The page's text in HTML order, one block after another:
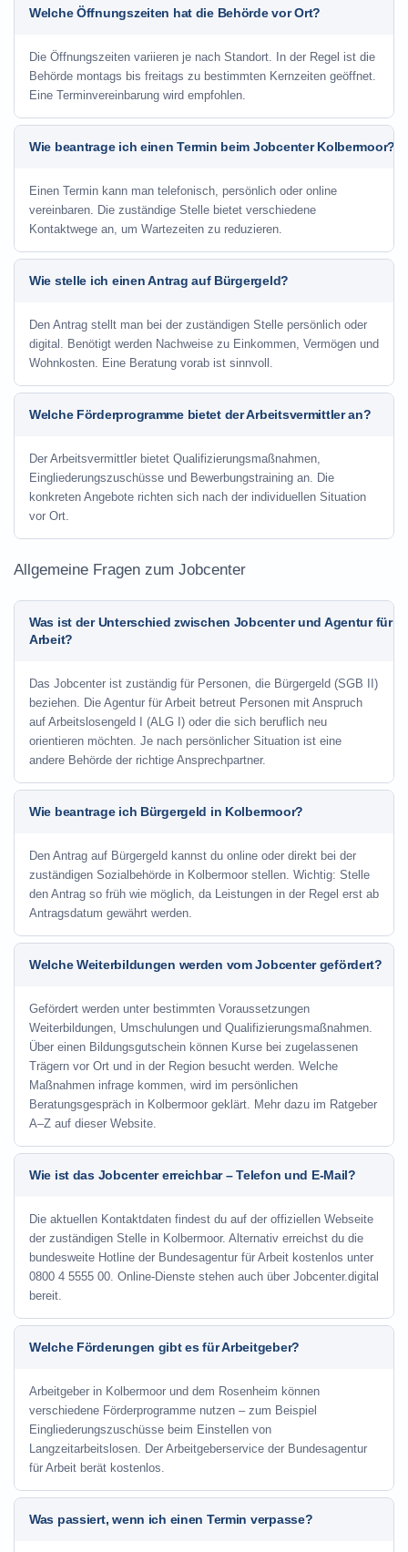
Welche Öffnungszeiten hat die Behörde vor Ort?
Die Öffnungszeiten variieren je nach Standort. In der Regel ist die
Behörde montags bis freitags zu bestimmten Kernzeiten geöffnet.
Eine Terminvereinbarung wird empfohlen.
Wie beantrage ich einen Termin beim Jobcenter Kolbermoor?
Einen Termin kann man telefonisch, persönlich oder online
vereinbaren. Die zuständige Stelle bietet verschiedene
Kontaktwege an, um Wartezeiten zu reduzieren.
Wie stelle ich einen Antrag auf Bürgergeld?
Den Antrag stellt man bei der zuständigen Stelle persönlich oder
digital. Benötigt werden Nachweise zu Einkommen, Vermögen und
Wohnkosten. Eine Beratung vorab ist sinnvoll.
Welche Förderprogramme bietet der Arbeitsvermittler an?
Der Arbeitsvermittler bietet Qualifizierungsmaßnahmen,
Eingliederungszuschüsse und Bewerbungstraining an. Die
konkreten Angebote richten sich nach der individuellen Situation
vor Ort.
Allgemeine Fragen zum Jobcenter
Was ist der Unterschied zwischen Jobcenter und Agentur für
Arbeit?
Das Jobcenter ist zuständig für Personen, die Bürgergeld (SGB II)
beziehen. Die Agentur für Arbeit betreut Personen mit Anspruch
auf Arbeitslosengeld I (ALG I) oder die sich beruflich neu
orientieren möchten. Je nach persönlicher Situation ist eine
andere Behörde der richtige Ansprechpartner.
Wie beantrage ich Bürgergeld in Kolbermoor?
Den Antrag auf Bürgergeld kannst du online oder direkt bei der
zuständigen Sozialbehörde in Kolbermoor stellen. Wichtig: Stelle
den Antrag so früh wie möglich, da Leistungen in der Regel erst ab
Antragsdatum gewährt werden.
Welche Weiterbildungen werden vom Jobcenter gefördert?
Gefördert werden unter bestimmten Voraussetzungen
Weiterbildungen, Umschulungen und Qualifizierungsmaßnahmen.
Über einen Bildungsgutschein können Kurse bei zugelassenen
Trägern vor Ort und in der Region besucht werden. Welche
Maßnahmen infrage kommen, wird im persönlichen
Beratungsgespräch in Kolbermoor geklärt. Mehr dazu im Ratgeber
A–Z auf dieser Website.
Wie ist das Jobcenter erreichbar – Telefon und E-Mail?
Die aktuellen Kontaktdaten findest du auf der offiziellen Webseite
der zuständigen Stelle in Kolbermoor. Alternativ erreichst du die
bundesweite Hotline der Bundesagentur für Arbeit kostenlos unter
0800 4 5555 00. Online-Dienste stehen auch über Jobcenter.digital
bereit.
Welche Förderungen gibt es für Arbeitgeber?
Arbeitgeber in Kolbermoor und dem Rosenheim können
verschiedene Förderprogramme nutzen – zum Beispiel
Eingliederungszuschüsse beim Einstellen von
Langzeitarbeitslosen. Der Arbeitgeberservice der Bundesagentur
für Arbeit berät kostenlos.
Was passiert, wenn ich einen Termin verpasse?